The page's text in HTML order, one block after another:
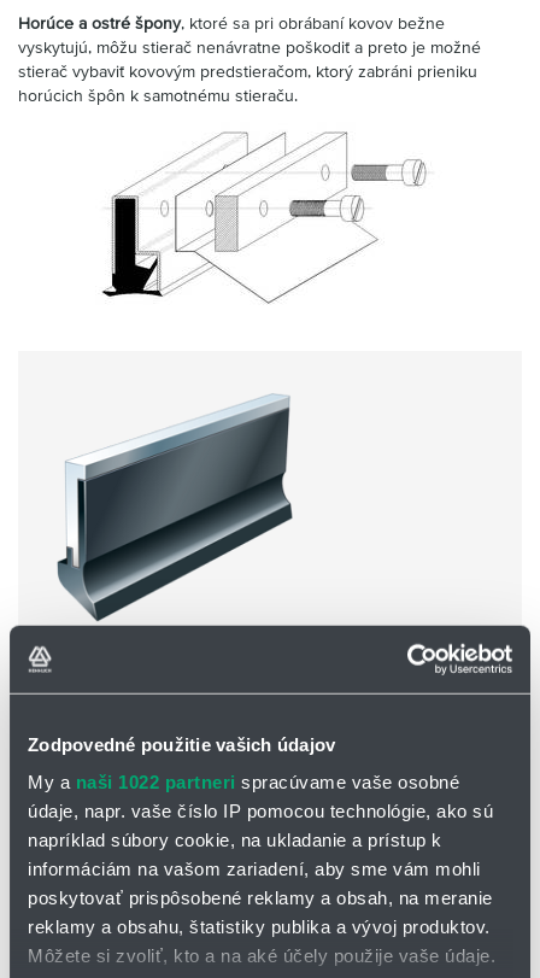
Zodpovedné použitie vašich údajov
My a naši 1022 partneri spracúvame vaše osobné
údaje, napr. vaše číslo IP pomocou technológie, ako sú
napríklad súbory cookie, na ukladanie a prístup k
informáciám na vašom zariadení, aby sme vám mohli
poskytovať prispôsobené reklamy a obsah, na meranie
reklamy a obsahu, štatistiky publika a vývoj produktov.
Môžete si zvoliť, kto a na aké účely použije vaše údaje.
Horúce a ostré špony, ktoré sa pri obrábaní kovov bežne
vyskytujú, môžu stierač nenávratne poškodiť a preto je možné
stierač vybaviť kovovým predstieračom, ktorý zabráni prieniku
horúcich špôn k samotnému stieraču.
Séria TSA
Vysoká odolnosť voči oderu.
Dobrá odolnosť proti minerálnym olejom a chladiacim
kvapalinám.
Štandardná dĺžka 500 mm a 1 000 mm.
Podkategórie